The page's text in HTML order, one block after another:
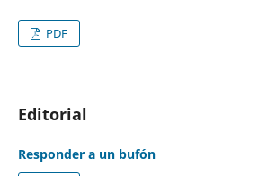
PDF
Editorial
Responder a un bufón